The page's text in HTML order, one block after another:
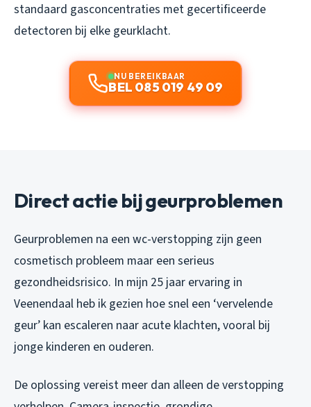
standaard gasconcentraties met gecertificeerde
detectoren bij elke geurklacht.
NU BEREIKBAAR
BEL 085 019 49 09
Direct actie bij geurproblemen
Geurproblemen na een wc-verstopping zijn geen
cosmetisch probleem maar een serieus
gezondheidsrisico. In mijn 25 jaar ervaring in
Veenendaal heb ik gezien hoe snel een ‘vervelende
geur’ kan escaleren naar acute klachten, vooral bij
jonge kinderen en ouderen.
De oplossing vereist meer dan alleen de verstopping